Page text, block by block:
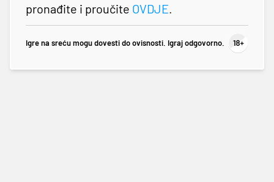
pronađite i proučite OVDJE.
Igre na sreću mogu dovesti do ovisnosti. Igraj odgovorno.